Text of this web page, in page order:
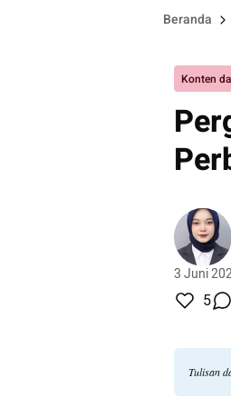
Beranda
Konten
3 Juni
5
Tulisan